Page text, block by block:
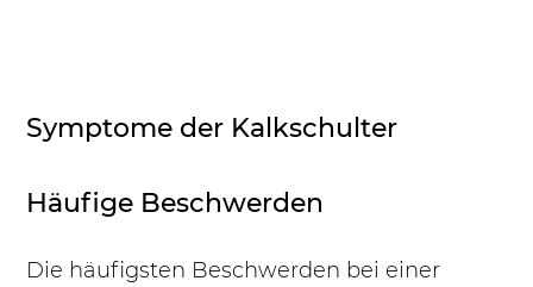
Symptome der Kalkschulter
Häufige Beschwerden
Die häufigsten Beschwerden bei einer